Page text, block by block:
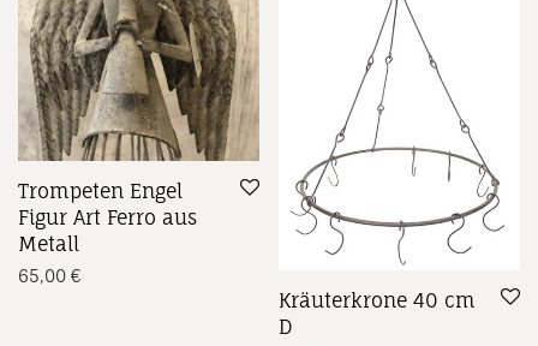
Trompeten Engel
Figur Art Ferro aus
Metall
65,00 €
Kräuterkrone 40 cm
D